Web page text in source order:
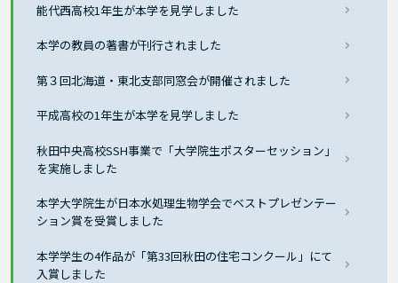
能代西高校1年生が本学を見学しました
本学の教員の著書が刊行されました
第３回北海道・東北支部同窓会が開催されました
平成高校の1年生が本学を見学しました
秋田中央高校SSH事業で「大学院生ポスターセッション」
を実施しました
本学大学院生が日本水処理生物学会でベストプレゼンテー
ション賞を受賞しました
本学学生の4作品が「第33回秋田の住宅コンクール」にて
入賞しました